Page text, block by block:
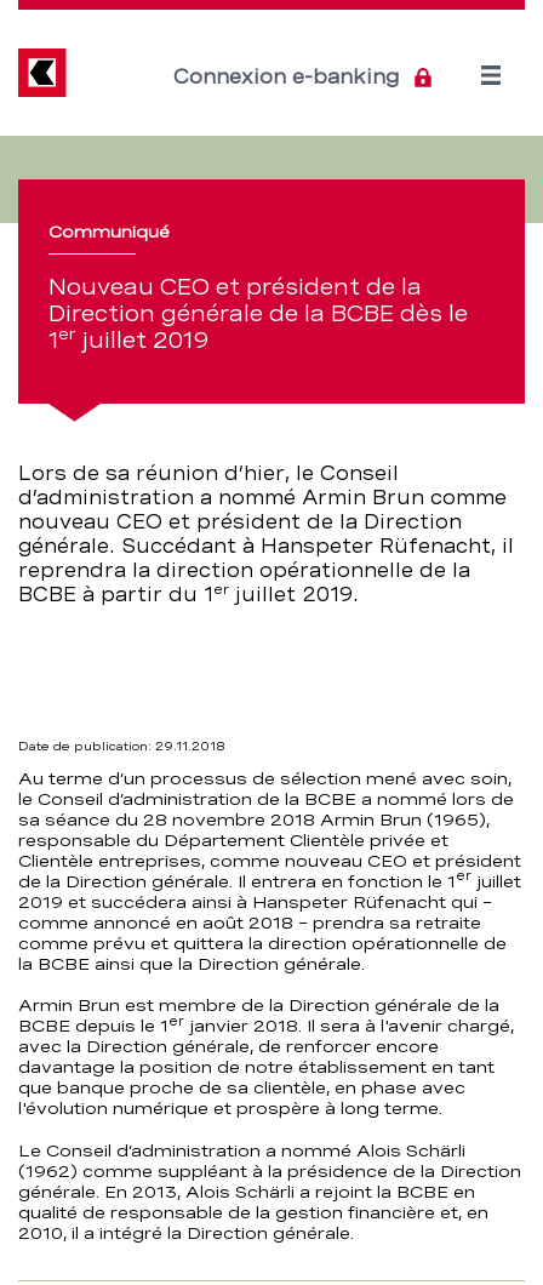
CEO
et
président
Direction
générale
de
–
BCBE
Direkt
Inhalt
Connexion e-banking
Open
navigation
service
Communiqué
Nouveau CEO et président de la
Direction générale de la BCBE dès le
1er juillet 2019
Lors de sa réunion d’hier, le Conseil
d’administration a nommé Armin Brun comme
nouveau CEO et président de la Direction
générale. Succédant à Hanspeter Rüfenacht, il
reprendra la direction opérationnelle de la
BCBE à partir du 1 er juillet 2019.
Date de publication: 29.11.2018
Au terme d’un processus de sélection mené avec soin,
le Conseil d’administration de la BCBE a nommé lors de
sa séance du 28 novembre 2018 Armin Brun (1965),
responsable du Département Clientèle privée et
Clientèle entreprises, comme nouveau CEO et président
de la Direction générale. Il entrera en fonction le 1 er juillet
2019 et succédera ainsi à Hanspeter Rüfenacht qui –
comme annoncé en août 2018 – prendra sa retraite
comme prévu et quittera la direction opérationnelle de
la BCBE ainsi que la Direction générale.
Armin Brun est membre de la Direction générale de la
BCBE depuis le 1 er janvier 2018. Il sera à l'avenir chargé,
avec la Direction générale, de renforcer encore
davantage la position de notre établissement en tant
que banque proche de sa clientèle, en phase avec
l'évolution numérique et prospère à long terme.
Le Conseil d’administration a nommé Alois Schärli
(1962) comme suppléant à la présidence de la Direction
générale. En 2013, Alois Schärli a rejoint la BCBE en
qualité de responsable de la gestion financière et, en
2010, il a intégré la Direction générale.